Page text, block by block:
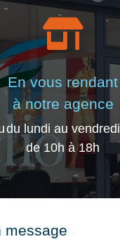
En vous rendant
à notre agence
du lundi au vendredi
de 10h à 18h
message